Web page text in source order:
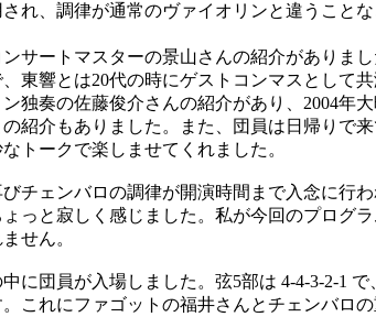
れ、調律が通常のヴァイオリンと違うこと
サートマスターの景山さんの紹介がありま
東響とは20代の時にゲストコンマスとして
独奏の佐藤俊介さんの紹介があり、2004年
紹介もありました。また、団員は日帰りで
トークで楽しませてくれました。
チェンバロの調律が開演時間まで入念に行
っと寂しく感じました。私が今回のプログ
せん。
に団員が入場しました。弦5部は 4-4-3-2-1 で
これにファゴットの福井さんとチェンバロ